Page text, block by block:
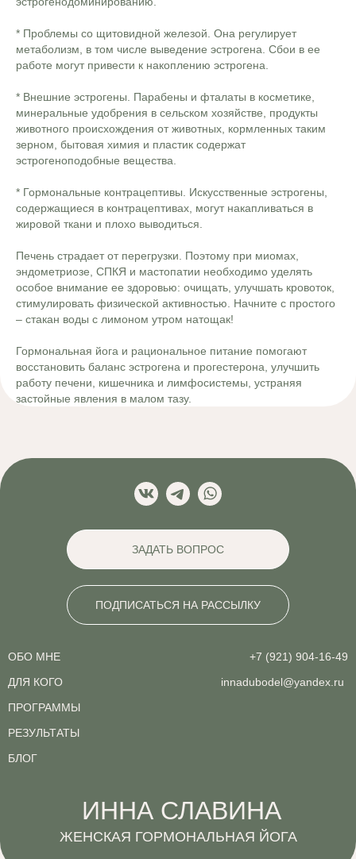
* Проблемы со щитовидной железой. Она регулирует
метаболизм, в том числе выведение эстрогена. Сбои в ее
работе могут привести к накоплению эстрогена.
* Внешние эстрогены. Парабены и фталаты в косметике,
минеральные удобрения в сельском хозяйстве, продукты
животного происхождения от животных, кормленных таким
зерном, бытовая химия и пластик содержат
эстрогеноподобные вещества.
* Гормональные контрацептивы. Искусственные эстрогены,
содержащиеся в контрацептивах, могут накапливаться в
жировой ткани и плохо выводиться.
Печень страдает от перегрузки. Поэтому при миомах,
эндометриозе, СПКЯ и мастопатии необходимо уделять
особое внимание ее здоровью: очищать, улучшать кровоток,
стимулировать физической активностью. Начните с простого
– стакан воды с лимоном утром натощак!
Гормональная йога и рациональное питание помогают
восстановить баланс эстрогена и прогестерона, улучшить
работу печени, кишечника и лимфосистемы, устраняя
застойные явления в малом тазу.
ИННА СЛАВИНА
ЖЕНСКАЯ ГОРМОНАЛЬНАЯ ЙОГА
+7 (921) 904-16-49
ЗАДАТЬ ВОПРОС
innadubodel@yandex.ru
ПОДПИСАТЬСЯ НА РАССЫЛКУ
ОБО МНЕ
ДЛЯ КОГО
ПРОГРАММЫ
РЕЗУЛЬТАТЫ
БЛОГ